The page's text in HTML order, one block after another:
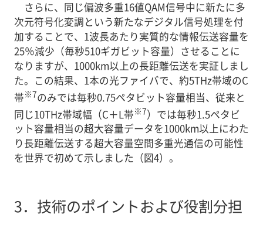
さらに、同じ偏波多重16値QAM信号中に新たに多
次元符号化変調という新たなデジタル信号処理を付
加することで、1波長あたり実質的な情報伝送容量を
25％減少（毎秒510ギガビット容量）させることに
なりますが、1000km以上の長距離伝送を実証しまし
た。この結果、1本の光ファイバで、約5THz帯域のC
帯※7のみでは毎秒0.75ペタビット容量相当、従来と
同じ10THz帯域幅（C＋L帯※7）では毎秒1.5ペタビ
ット容量相当の超大容量データを1000km以上にわた
り長距離伝送する超大容量空間多重光通信の可能性
を世界で初めて示しました（図4）。
3． 技術のポイントおよび役割分担